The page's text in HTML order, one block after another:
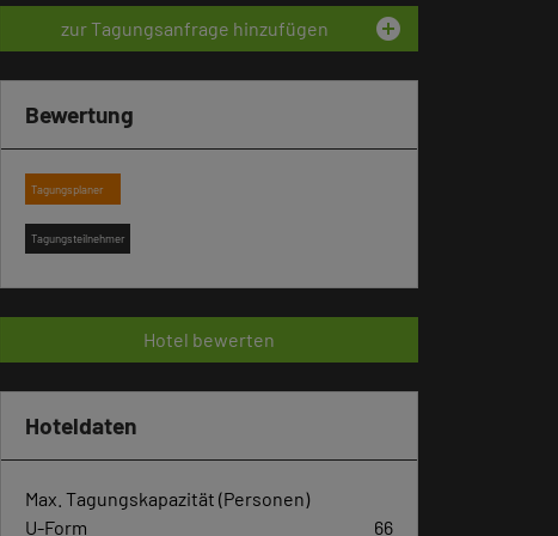
zur Tagungsanfrage hinzufügen add_circle
Bewertung
Tagungsplaner
Tagungsteilnehmer
Hotel bewerten
Hoteldaten
Max. Tagungskapazität (Personen)
U-Form
66